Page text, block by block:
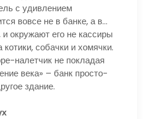
с удивлением
вовсе не в банке, а в…
и окружают его не кассиры
собачки и хомячки.
налетчик не покладая
века» – банк просто-
здание.